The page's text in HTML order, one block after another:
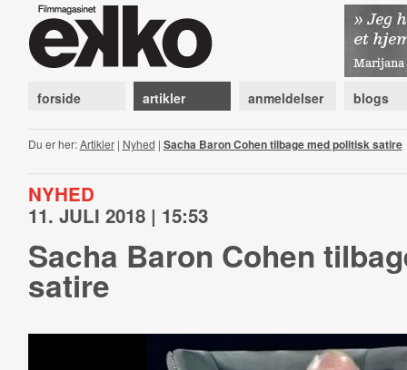
forside artikler anmeldelser blogs
Du er her:Artikler| Nyhed | Sacha Baron Cohen tilbage med politisk satire
NYHED
11. JULI 2018 | 15:53
Sacha Baron Cohen
satire